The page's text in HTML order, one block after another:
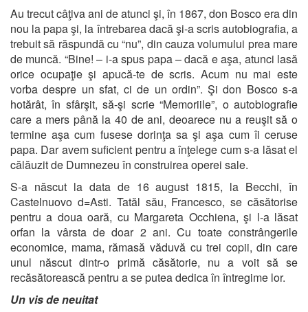
Au trecut câţiva ani de atunci şi, în 1867, don Bosco era din
nou la papa şi, la întrebarea dacă şi-a scris autobiografia, a
trebuit să răspundă cu “nu”, din cauza volumului prea mare
de muncă. “Bine! – i-a spus papa – dacă e aşa, atunci lasă
orice ocupaţie şi apucă-te de scris. Acum nu mai este
vorba despre un sfat, ci de un ordin”. Şi don Bosco s-a
hotărât, în sfârşit, să-şi scrie “Memoriile”, o autobiografie
care a mers până la 40 de ani, deoarece nu a reuşit să o
termine aşa cum fusese dorinţa sa şi aşa cum îi ceruse
papa. Dar avem suficient pentru a înţelege cum s-a lăsat el
călăuzit de Dumnezeu în construirea operei sale.
S-a născut la data de 16 august 1815, la Becchi, în
Castelnuovo d=Asti. Tatăl său, Francesco, se căsătorise
pentru a doua oară, cu Margareta Occhiena, şi l-a lăsat
orfan la vârsta de doar 2 ani. Cu toate constrângerile
economice, mama, rămasă văduvă cu trei copii, din care
unul născut dintr-o primă căsătorie, nu a voit să se
recăsătorească pentru a se putea dedica în întregime lor.
Un vis de neuitat